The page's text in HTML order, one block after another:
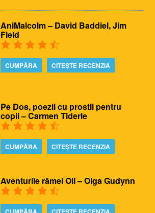
AniMalcolm – David Baddiel, Jim
Field
CUMPĂRA CITEȘTE RECENZIA
Pe Dos, poezii cu prostii pentru
copii – Carmen Tiderle
CUMPĂRA CITEȘTE RECENZIA
Aventurile râmei Oli – Olga Gudynn